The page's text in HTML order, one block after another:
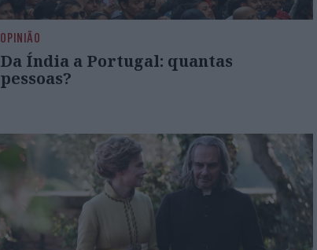
OPINIÃO
Da Índia a Portugal: quantas
pessoas?